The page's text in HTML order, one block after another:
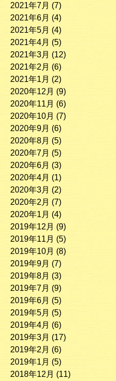
2021年7月 (7)
2021年6月 (4)
2021年5月 (4)
2021年4月 (5)
2021年3月 (12)
2021年2月 (6)
2021年1月 (2)
2020年12月 (9)
2020年11月 (6)
2020年10月 (7)
2020年9月 (6)
2020年8月 (5)
2020年7月 (5)
2020年6月 (3)
2020年4月 (1)
2020年3月 (2)
2020年2月 (7)
2020年1月 (4)
2019年12月 (9)
2019年11月 (5)
2019年10月 (8)
2019年9月 (7)
2019年8月 (3)
2019年7月 (9)
2019年6月 (5)
2019年5月 (5)
2019年4月 (6)
2019年3月 (17)
2019年2月 (6)
2019年1月 (5)
2018年12月 (11)